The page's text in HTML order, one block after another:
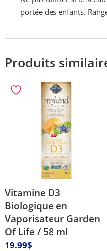
portée des enfants.
Produits
Vitamine D3
Biologique en
Vaporisateur Garden
Of Life / 58 ml
19.99$